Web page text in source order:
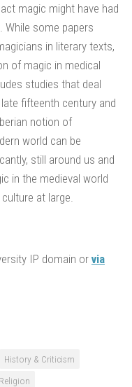
magic might have had
some papers
in literary texts,
of magic in medical
studies that deal
fifteenth century and
notion of
world can be
still around us and
in the medieval world
at large.
IP domain or via
History & Criticism
Religion